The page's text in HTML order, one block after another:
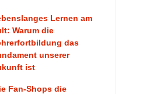
Lernen am
Warum die
das
unserer
ist
Fan-Shops die